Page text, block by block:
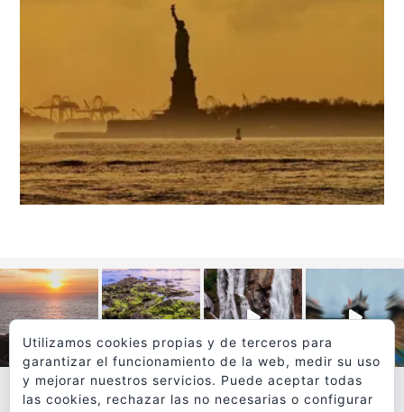
Utilizamos cookies propias y de terceros para
garantizar el funcionamiento de la web, medir su uso
y mejorar nuestros servicios. Puede aceptar todas
las cookies, rechazar las no necesarias o configurar